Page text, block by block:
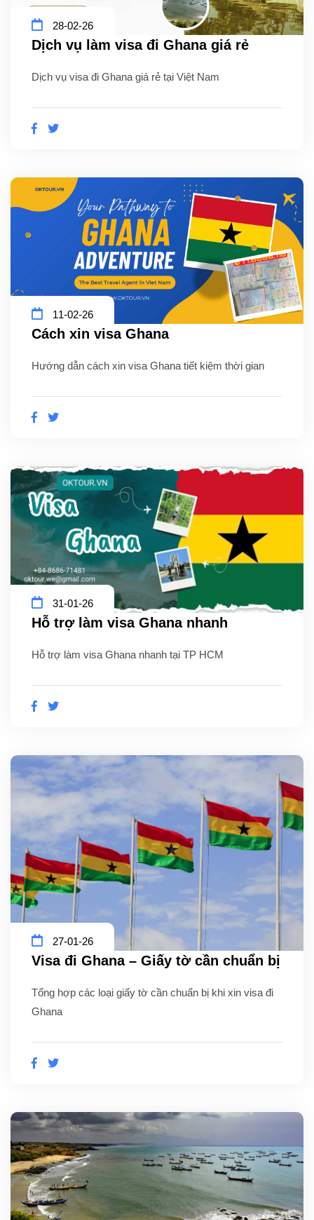
28-02-26
Dịch vụ làm visa đi Ghana giá rẻ
Dịch vụ visa đi Ghana giá rẻ tại Việt Nam
11-02-26
Cách xin visa Ghana
Hướng dẫn cách xin visa Ghana tiết kiệm thời gian
31-01-26
Hỗ trợ làm visa Ghana nhanh
Hỗ trợ làm visa Ghana nhanh tại TP HCM
27-01-26
Visa đi Ghana – Giấy tờ cần chuẩn bị
Tổng hợp các loại giấy tờ cần chuẩn bị khi xin visa đi
Ghana